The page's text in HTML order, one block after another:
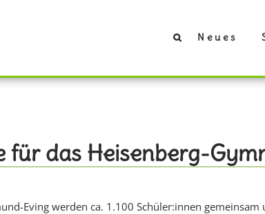
Neues
für das Heisenberg-
Eving werden ca. 1.100 Schüler:innen